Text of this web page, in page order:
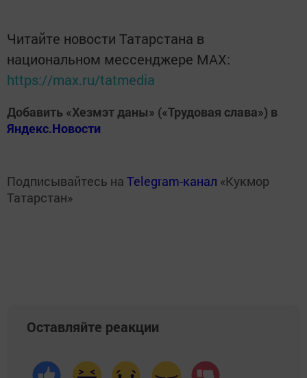
Читайте новости Татарстана в
национальном мессенджере MАХ:
https://max.ru/tatmedia
Добавить «Хезмэт даны» («Трудовая слава») в
Яндекс.Новости
Подписывайтесь на Telegram-канал «Кукмор
Татарстан»
Оставляйте реакции